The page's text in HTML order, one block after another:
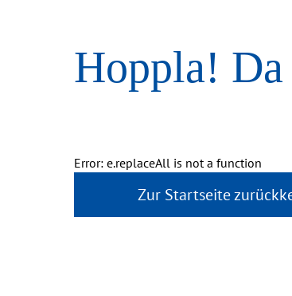
Hoppla!
Error: e.replaceAll is not a function
Zur Startseite